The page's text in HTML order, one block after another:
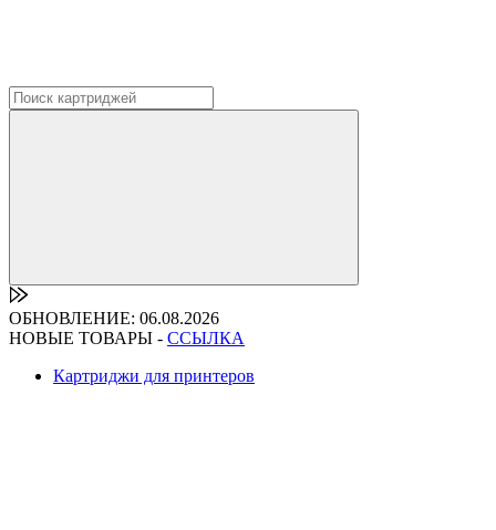
ОБНОВЛЕНИЕ: 06.08.2026
НОВЫЕ ТОВАРЫ - ССЫЛКА
Картриджи для принтеров